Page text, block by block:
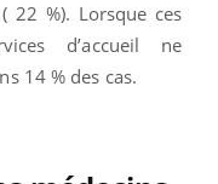
22 %). Lorsque ces
d’accueil ne
14 % des cas.